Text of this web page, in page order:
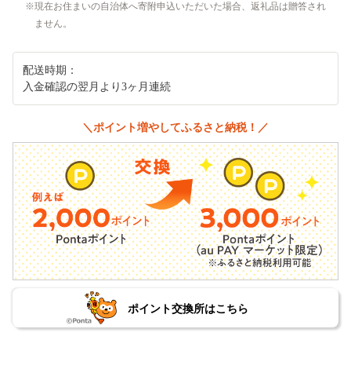
現在お住まいの自治体へ寄附申込いただいた場合、返礼品は贈答され
ません。
配送時期：
入金確認の翌月より3ヶ月連続
＼ポイント増やしてふるさと納税！／
ポイント交換所はこちら